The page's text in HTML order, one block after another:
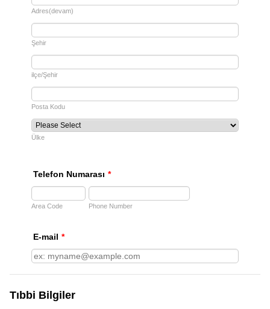
Adres(devam)
Şehir
ilçe/Şehir
Posta Kodu
Ülke
Telefon Numarası *
Area Code Phone Number
E-mail *
Tıbbi Bilgiler